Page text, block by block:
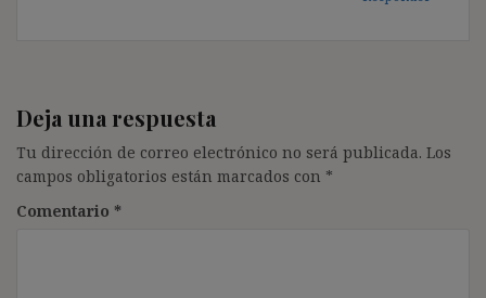
Deja una respuesta
Tu dirección de correo electrónico no será publicada. Los
campos obligatorios están marcados con *
Comentario *